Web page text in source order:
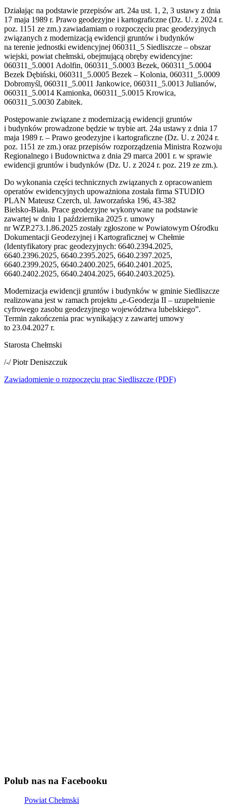
Działając na podstawie przepisów art. 24a ust. 1, 2, 3 ustawy z dnia
17 maja 1989 r. Prawo geodezyjne i kartograficzne (Dz. U. z 2024 r.
poz. 1151 ze zm.) zawiadamiam o rozpoczęciu prac geodezyjnych
związanych z modernizacją ewidencji gruntów i budynków
na terenie jednostki ewidencyjnej 060311_5 Siedliszcze – obszar
wiejski, powiat chełmski, obejmującą obręby ewidencyjne:
060311_5.0001 Adolfin, 060311_5.0003 Bezek, 060311_5.0004
Bezek Dębiński, 060311_5.0005 Bezek – Kolonia, 060311_5.0009
Dobromyśl, 060311_5.0011 Jankowice, 060311_5.0013 Julianów,
060311_5.0014 Kamionka, 060311_5.0015 Krowica,
060311_5.0030 Zabitek.
Postępowanie związane z modernizacją ewidencji gruntów
i budynków prowadzone będzie w trybie art. 24a ustawy z dnia 17
maja 1989 r. – Prawo geodezyjne i kartograficzne (Dz. U. z 2024 r.
poz. 1151 ze zm.) oraz przepisów rozporządzenia Ministra Rozwoju
Regionalnego i Budownictwa z dnia 29 marca 2001 r. w sprawie
ewidencji gruntów i budynków (Dz. U. z 2024 r. poz. 219 ze zm.).
Do wykonania części technicznych związanych z opracowaniem
operatów ewidencyjnych upoważniona została firma STUDIO
PLAN Mateusz Czerch, ul. Jaworzańska 196, 43-382
Bielsko‑Biała. Prace geodezyjne wykonywane na podstawie
zawartej w dniu 1 października 2025 r. umowy
nr WZP.273.1.86.2025 zostały zgłoszone w Powiatowym Ośrodku
Dokumentacji Geodezyjnej i Kartograficznej w Chełmie
(Identyfikatory prac geodezyjnych: 6640.2394.2025,
6640.2396.2025, 6640.2395.2025, 6640.2397.2025,
6640.2399.2025, 6640.2400.2025, 6640.2401.2025,
6640.2402.2025, 6640.2404.2025, 6640.2403.2025).
Modernizacja ewidencji gruntów i budynków w gminie Siedliszcze
realizowana jest w ramach projektu „e-Geodezja II – uzupełnienie
cyfrowego zasobu geodezyjnego województwa lubelskiego”.
Termin zakończenia prac wynikający z zawartej umowy
to 23.04.2027 r.
Starosta Chełmski
/-/ Piotr Deniszczuk
Zawiadomienie o rozpoczęciu prac Siedliszcze (PDF)
Polub nas na Facebooku
Powiat Chełmski